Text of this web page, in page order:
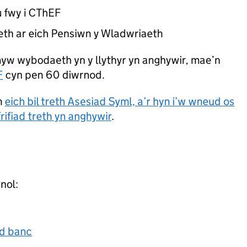
fwy i CThEF
ar eich Pensiwn y Wladwriaeth
wybodaeth yn y llythyr yn anghywir, mae’n
cyn pen 60 diwrnod.
eich bil treth Asesiad Syml, a’r hyn i’w wneud os
treth yn anghywir.
banc